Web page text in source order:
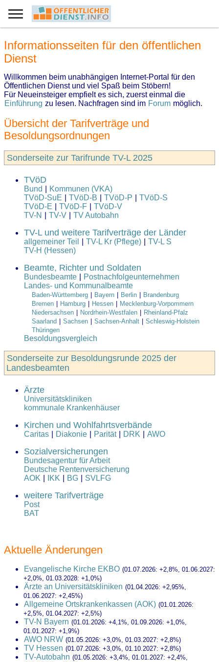
Informationsseiten für den öffentlichen
Dienst
Willkommen beim unabhängigen Internet-Portal für den
Öffentlichen Dienst und viel Spaß beim Stöbern!
Für Neueinsteiger empfielt es sich, zuerst einmal die
Einführung zu lesen. Nachfragen sind im Forum möglich.
Übersicht der Tarifverträge und
Besoldungsordnungen
Sonderseite zur Tarifrunde TV-L 2025
TVöD
Bund
Kommunen (VKA)
TVöD-SuE
TVöD-B TVöD-P
TVöD-S
TVöD-E
TVöD-F
TVöD-V
TV-N
TV-V TV Autobahn
TV-L und weitere Tarifverträge der Länder
allgemeiner Teil TV-L Kr (Pflege)
TV-L S
TV-H (Hessen)
Beamte, Richter und Soldaten
Bundesbeamte
Postnachfolgeunternehmen
Landes- und Kommunalbeamte
Baden-Württemberg Bayern Berlin
Brandenburg
Bremen
Hamburg Hessen
Mecklenburg-Vorpommern
Niedersachsen
Nordrhein-Westfalen
Rheinland-Pfalz
Saarland
Sachsen Sachsen-Anhalt
Schleswig-Holstein
Thüringen
Besoldungsvergleich
Sonderseite zur Besoldungsrunde 2025 der
Landesbeamten
Ärzte
Universitätskliniken
kommunale Krankenhäuser
Kirchen und Wohlfahrtsverbände
Caritas Diakonie Parität DRK AWO
Sozialversicherungen
Bundesagentur für Arbeit
Deutsche Rentenversicherung
AOK
IKK BG SVLFG
weitere Tarifverträge
Post
BAT
Aktuelle Änderungen
Evangelische Kirche EKBO (01.07.2026: +2,8%, 01.06.2027:
+2,0%, 01.03.2028: +1,0%)
Ärzte an Universitätskliniken (01.04.2026: +2,95%,
01.06.2027: +2,45%)
Allgemeine Ortskrankenkassen (AOK) (01.01.2026:
+2,5%, 01.04.2027: +2,5%)
TV-N Bayern (01.01.2026: +4,1%, 01.09.2026: +1,0%,
01.01.2027: +1,9%)
AWO NRW (01.05.2026: +3,0%, 01.03.2027: +2,8%)
TV Hessen (01.07.2026: +3,0%, 01.10.2027: +2,8%)
TV-Autobahn (01.05.2026: +3,4%, 01.01.2027: +2,4%,